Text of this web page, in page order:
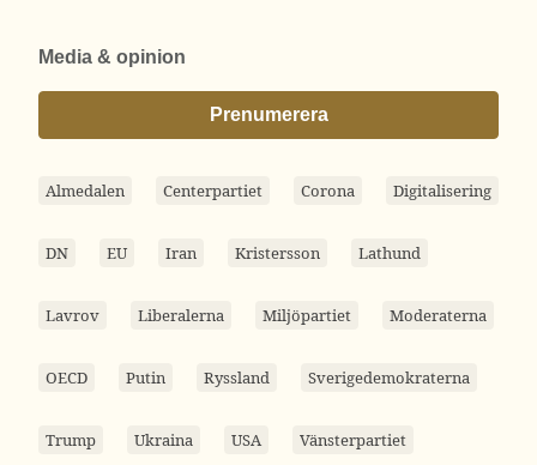
Media & opinion
Prenumerera
Almedalen Centerpartiet Corona Digitalisering
DN EU Iran Kristersson Lathund
Lavrov Liberalerna Miljöpartiet Moderaterna
OECD Putin Ryssland Sverigedemokraterna
Trump Ukraina USA Vänsterpartiet